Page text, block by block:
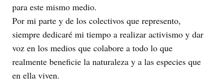
para este mismo medio.
Por mi parte y de los colectivos que represento,
siempre dedicaré mi tiempo a realizar activismo y dar
voz en los medios que colabore a todo lo que
realmente beneficie la naturaleza y a las especies que
en ella viven.